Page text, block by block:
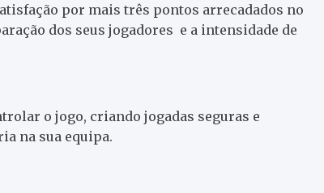
por mais três pontos arrecadados no
dos seus jogadores e a intensidade de
o jogo, criando jogadas seguras e
na sua equipa.